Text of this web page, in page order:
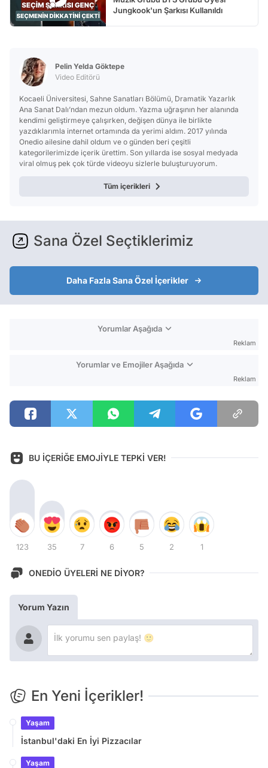
Jungkook'un Şarkısı Kullanıldı
Pelin Yelda Göktepe
Video Editörü
Kocaeli Üniversitesi, Sahne Sanatları Bölümü, Dramatik Yazarlık
Ana Sanat Dalı’ndan mezun oldum. Yazma uğraşının her alanında
kendimi geliştirmeye çalışırken, değişen dünya ile birlikte
yazdıklarımla internet ortamında da yerimi aldım. 2017 yılında
Onedio ailesine dahil oldum ve o günden beri çeşitli
kategorilerimizde içerik ürettim. Son yıllarda ise sosyal medyada
viral olmuş pek çok türde videoyu sizlerle buluşturuyorum.
Tüm içerikleri
Sana Özel Seçtiklerimiz
Daha Fazla Sana Özel İçerikler
Yorumlar Aşağıda
Reklam
Yorumlar ve Emojiler Aşağıda
Reklam
BU İÇERİĞE EMOJİYLE TEPKİ VER!
123 35 7 6 5 2 1
ONEDİO ÜYELERİ NE DİYOR?
Yorum Yazın
En Yeni İçerikler!
Yaşam
İstanbul'daki En İyi Pizzacılar
Yaşam